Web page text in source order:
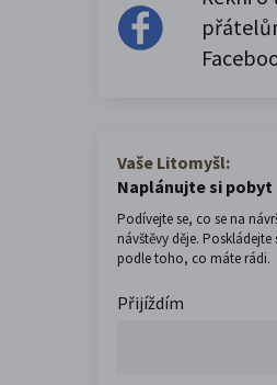
Vaše Litomyšl:
Naplánujte si pobyt
Podívejte se, co se na
návštěvy děje.
podle toho, co máte rádi.
Přijíždím